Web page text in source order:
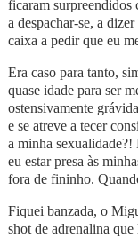
ficaram surpreendidos
a despachar-se, a
caixa a pedir que eu
Era caso para tanto,
quase idade para ser
ostensivamente
e se atreve a tecer
a minha
eu estar presa às
fora de fininho.
Fiquei banzada, o
shot de adrenalina